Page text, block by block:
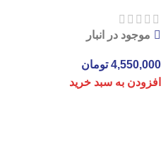
موجود در انبار
4,550,000 تومان
افزودن به سبد خرید